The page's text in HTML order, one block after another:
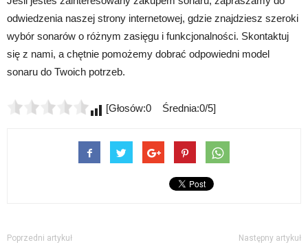
odwiedzenia naszej strony internetowej, gdzie znajdziesz szeroki
wybór sonarów o różnym zasięgu i funkcjonalności. Skontaktuj
się z nami, a chętnie pomożemy dobrać odpowiedni model
sonaru do Twoich potrzeb.
[Głosów:0 Średnia:0/5]
Poprzedni artykuł Następny artykuł